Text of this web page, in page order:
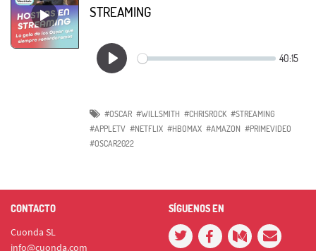
STREAMING
#OSCAR #WILLSMITH #CHRISROCK #STREAMING
#APPLETV #NETFLIX #HBOMAX #AMAZON #PRIMEVIDEO
#OSCAR2022
CONTACTO
Cuonda SL
info@cuonda.com
SÍGUENOS EN